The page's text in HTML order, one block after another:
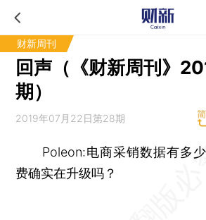
财新周刊
回声（《财新周刊》
期）
2019年07月22日第28期
Poleon:电商采销数据有多少
费确实在升级吗？